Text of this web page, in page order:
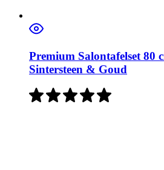
Premium Salontafelset 80
Sintersteen & Goud